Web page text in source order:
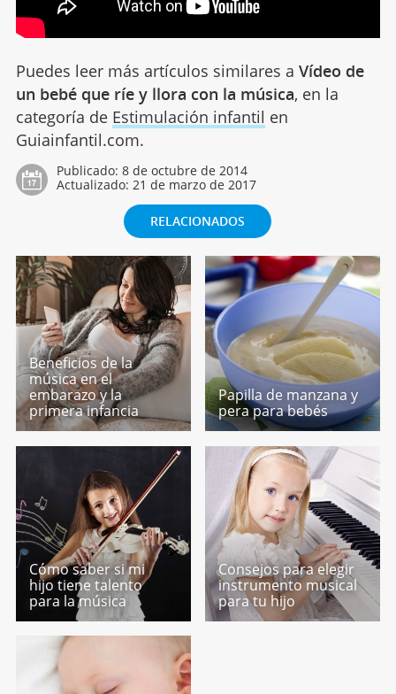
Puedes leer más artículos similares a Vídeo de
un bebé que ríe y llora con la música, en la
categoría de Estimulación infantil en
Guiainfantil.com.
Publicado: 8 de octubre de 2014
Actualizado: 21 de marzo de 2017
RELACIONADOS
Beneficios de la
música en el
embarazo y la
primera infancia
Papilla de manzana y
pera para bebés
Cómo saber si mi
hijo tiene talento
para la música
Consejos para elegir
instrumento musical
para tu hijo